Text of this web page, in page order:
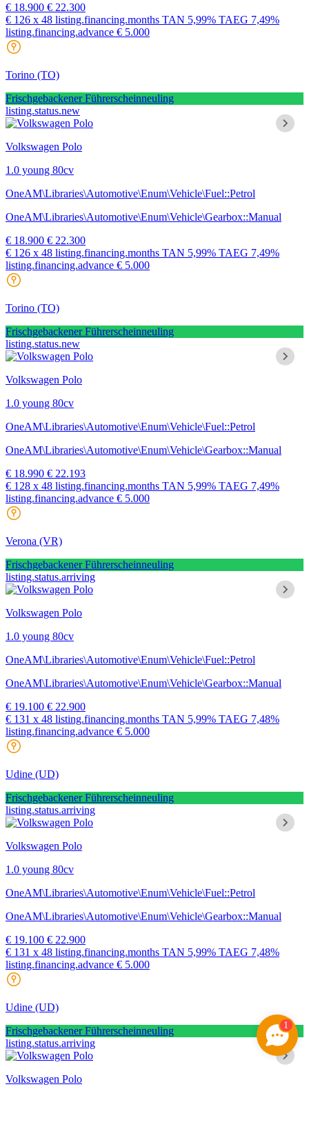
€ 18.900 € 22.300
€ 126 x 48 listing.financing.months TAN 5,99% TAEG 7,49%
listing.financing.advance € 5.000
Torino (TO)
Frischgebackener Führerscheinneuling
listing.status.new
Volkswagen Polo
1.0 young 80cv
OneAM\Libraries\Automotive\Enum\Vehicle\Fuel::Petrol
OneAM\Libraries\Automotive\Enum\Vehicle\Gearbox::Manual
€ 18.900 € 22.300
€ 126 x 48 listing.financing.months TAN 5,99% TAEG 7,49%
listing.financing.advance € 5.000
Torino (TO)
Frischgebackener Führerscheinneuling
listing.status.new
Volkswagen Polo
1.0 young 80cv
OneAM\Libraries\Automotive\Enum\Vehicle\Fuel::Petrol
OneAM\Libraries\Automotive\Enum\Vehicle\Gearbox::Manual
€ 18.990 € 22.193
€ 128 x 48 listing.financing.months TAN 5,99% TAEG 7,49%
listing.financing.advance € 5.000
Verona (VR)
Frischgebackener Führerscheinneuling
listing.status.arriving
Volkswagen Polo
1.0 young 80cv
OneAM\Libraries\Automotive\Enum\Vehicle\Fuel::Petrol
OneAM\Libraries\Automotive\Enum\Vehicle\Gearbox::Manual
€ 19.100 € 22.900
€ 131 x 48 listing.financing.months TAN 5,99% TAEG 7,48%
listing.financing.advance € 5.000
Udine (UD)
Frischgebackener Führerscheinneuling
listing.status.arriving
Volkswagen Polo
1.0 young 80cv
OneAM\Libraries\Automotive\Enum\Vehicle\Fuel::Petrol
OneAM\Libraries\Automotive\Enum\Vehicle\Gearbox::Manual
€ 19.100 € 22.900
€ 131 x 48 listing.financing.months TAN 5,99% TAEG 7,48%
listing.financing.advance € 5.000
Udine (UD)
Frischgebackener Führerscheinneuling
listing.status.arriving
Volkswagen Polo
1